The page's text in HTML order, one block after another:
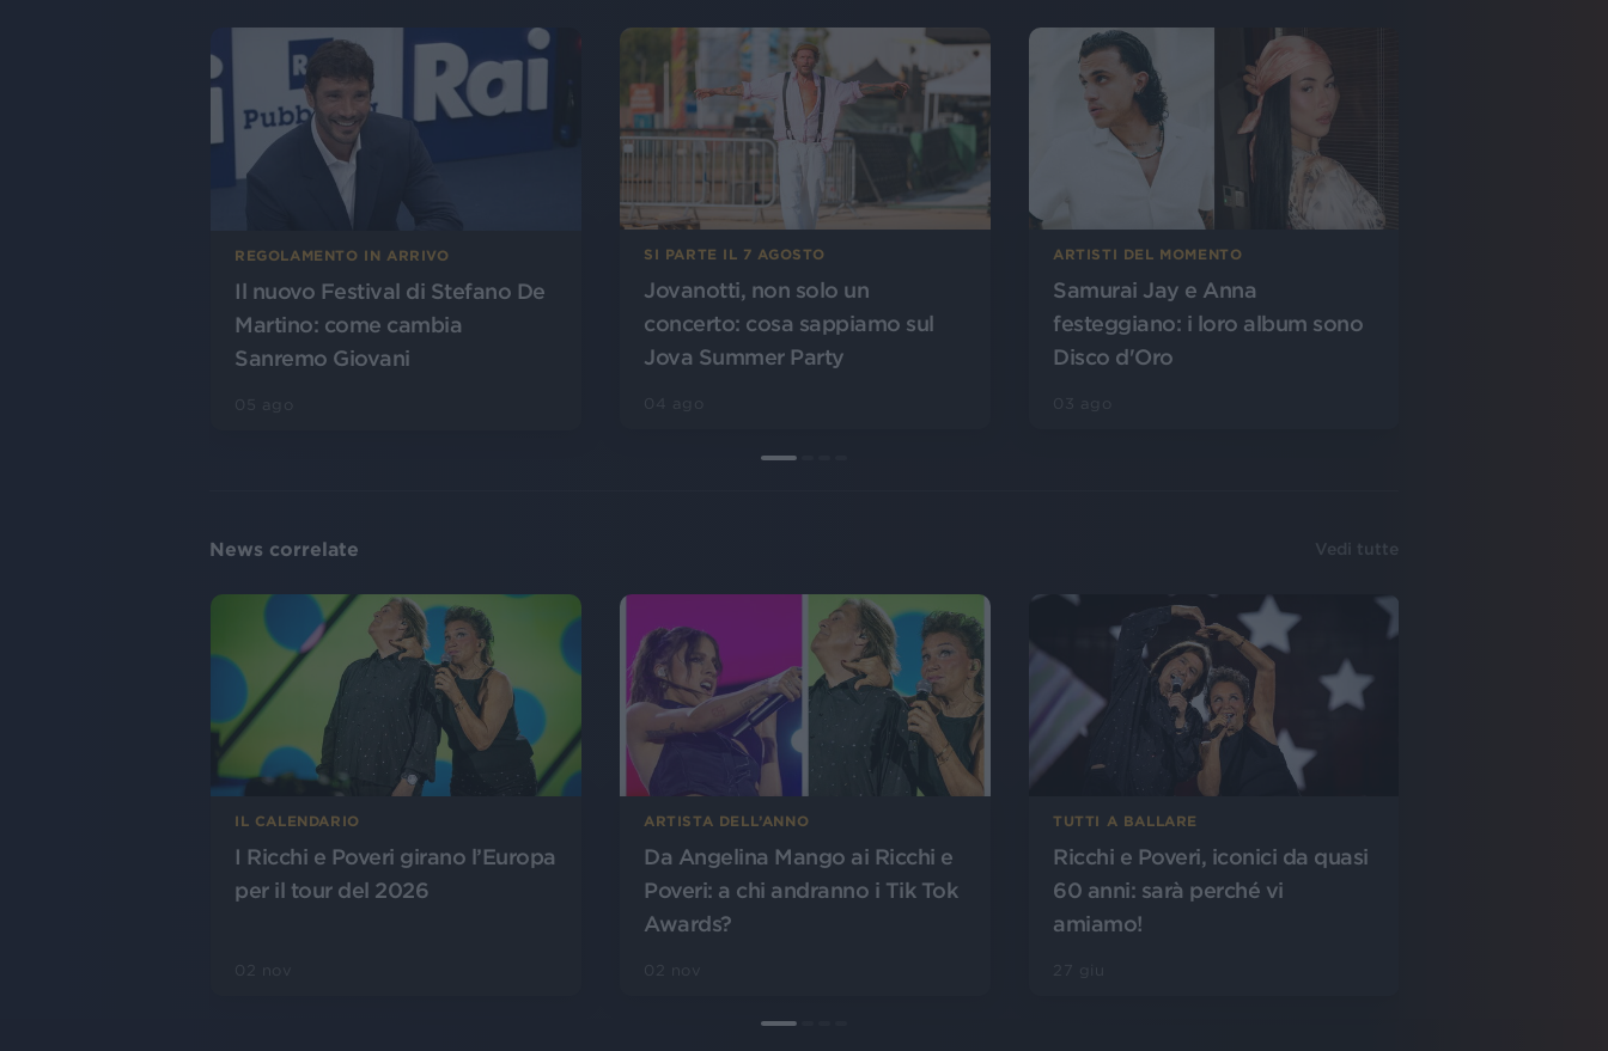
REGOLAMENTO IN ARRIVO
Il nuovo Festival di Stefano De
Martino: come cambia
Sanremo Giovani
SI PARTE IL 7 AGOSTO
Jovanotti, non solo un
concerto: cosa sappiamo sul
Jova Summer Party
ARTISTI DEL MOMENTO
Samurai Jay e Anna
festeggiano: i loro album sono
Disco d'Oro
News correlate Vedi tutte
IL CALENDARIO
I Ricchi e Poveri girano l’Europa
per il tour del 2026
ARTISTA DELL’ANNO
Da Angelina Mango ai Ricchi e
Poveri: a chi andranno i Tik Tok
Awards?
TUTTI A BALLARE
Ricchi e Poveri, iconici da quasi
60 anni: sarà perché vi
amiamo!